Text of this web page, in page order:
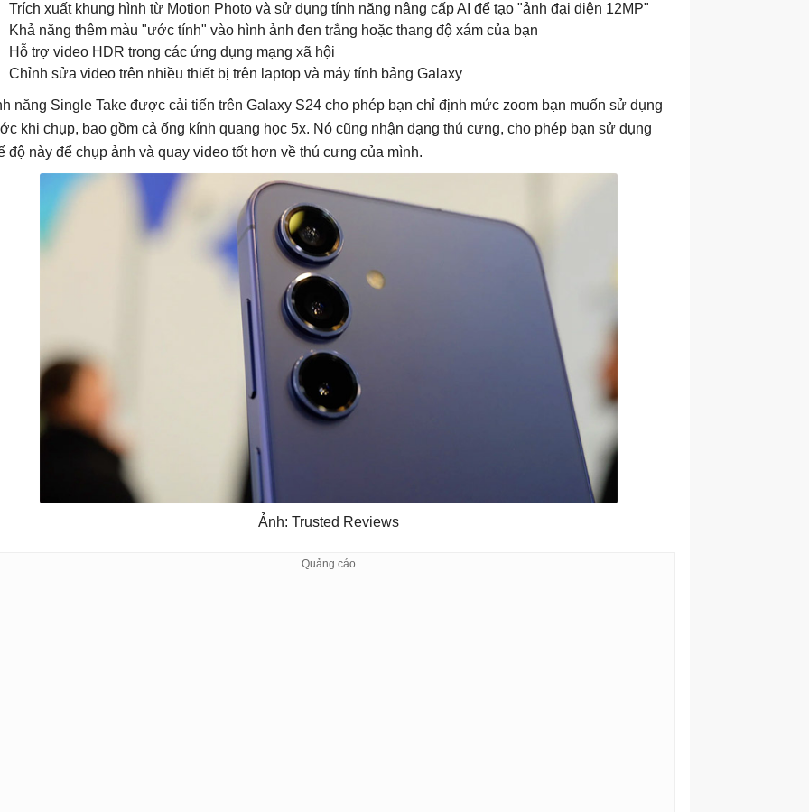
Trích xuất khung hình từ Motion Photo và sử dụng tính năng nâng cấp AI để tạo "ảnh đại diện 12MP"
Khả năng thêm màu "ước tính" vào hình ảnh đen trắng hoặc thang độ xám của bạn
Hỗ trợ video HDR trong các ứng dụng mạng xã hội
Chỉnh sửa video trên nhiều thiết bị trên laptop và máy tính bảng Galaxy
năng Single Take được cải tiến trên Galaxy S24 cho phép bạn chỉ định mức zoom bạn muốn sử dụng
khi chụp, bao gồm cả ống kính quang học 5x. Nó cũng nhận dạng thú cưng, cho phép bạn sử dụng
độ này để chụp ảnh và quay video tốt hơn về thú cưng của mình.
Ảnh: Trusted Reviews